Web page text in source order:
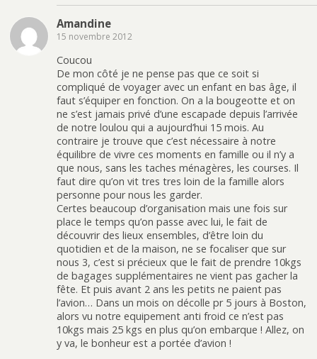
Amandine
15 novembre 2012
Coucou
De mon côté je ne pense pas que ce soit si
compliqué de voyager avec un enfant en bas âge, il
faut s’équiper en fonction. On a la bougeotte et on
ne s’est jamais privé d’une escapade depuis l’arrivée
de notre loulou qui a aujourd’hui 15 mois. Au
contraire je trouve que c’est nécessaire à notre
équilibre de vivre ces moments en famille ou il n’y a
que nous, sans les taches ménagères, les courses. Il
faut dire qu’on vit tres tres loin de la famille alors
personne pour nous les garder.
Certes beaucoup d’organisation mais une fois sur
place le temps qu’on passe avec lui, le fait de
découvrir des lieux ensembles, d’être loin du
quotidien et de la maison, ne se focaliser que sur
nous 3, c’est si précieux que le fait de prendre 10kgs
de bagages supplémentaires ne vient pas gacher la
fête. Et puis avant 2 ans les petits ne paient pas
l’avion… Dans un mois on décolle pr 5 jours à Boston,
alors vu notre equipement anti froid ce n’est pas
10kgs mais 25 kgs en plus qu’on embarque ! Allez, on
y va, le bonheur est a portée d’avion !